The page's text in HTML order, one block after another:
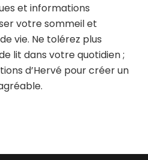
et informations
votre sommeil et
vie. Ne tolérez plus
lit dans votre quotidien ;
d’Hervé pour créer un